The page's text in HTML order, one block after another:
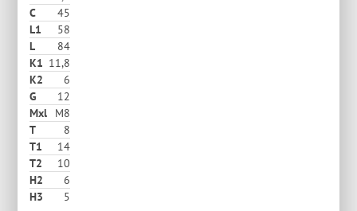
C
45
L1
58
L
84
K1 11,8
K2
6
G
12
Mxl
M8
T
8
T1
14
T2
10
H2
6
Н3
5